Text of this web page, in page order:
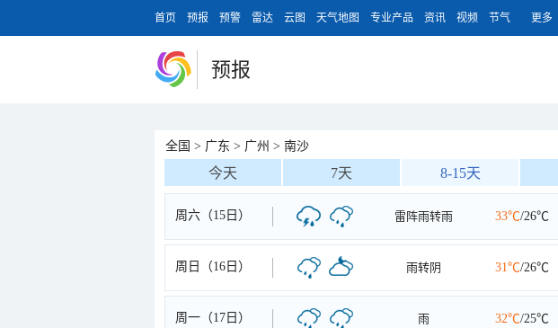
首页 预报 预警 雷达 云图 天气地图 专业产品 资讯 视频 节气 更多
预报
全国 > 广东 > 广州 > 南沙
今天 7天 8-15天
周六（15日） 雷阵雨转雨 33℃/26℃
周日（16日） 雨转阴 31℃/26℃
周一（17日） 雨 32℃/25℃